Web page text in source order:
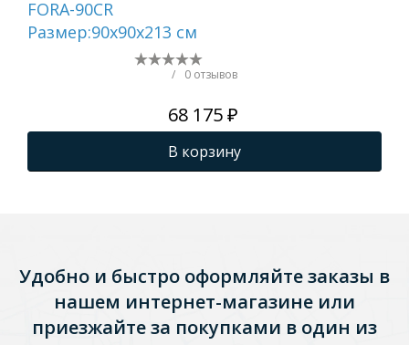
FORA-90CR
Размер:90х90х213 см
/ 0 отзывов
68 175 ₽
В корзину
Удобно и быстро оформляйте заказы в
нашем интернет-магазине или
приезжайте за покупками в один из